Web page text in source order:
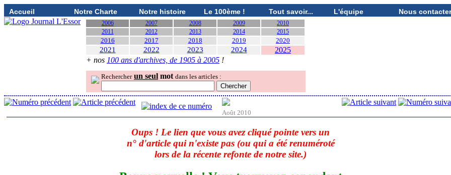
Accueil Notre Charte Notre histoire Le 100ème ! Tout savoir... L'équipe Nous contacter
2006 2007 2008 2009
2010
2011
2012 2013 2014 2015
2016 2017 2018 2019 2020
2021 2022 2023 2024
2025
+ nos 100 ans d'archives, de 1905 à 2005 !
Rechercher un seul mot dans les articles :
Août 2010
Oups ! Le lien que vous avez cliqué pointe vers un
n° d'article qui n'existe pas (ou qui a été renuméroté
lors de la récente refonte de notre site.)